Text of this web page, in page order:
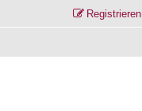
Registrieren